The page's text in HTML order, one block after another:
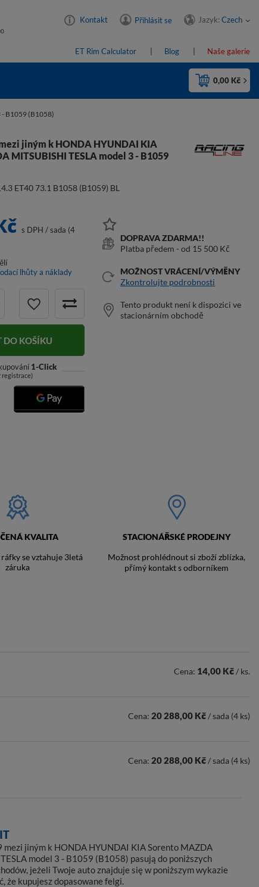
Kontakt Přihlásit se Jazyk: Czech
ET Rim Calculator Blog Naše galerie
0,00 Kč
- B1059 (B1058)
jiným k HONDA HYUNDAI KIA
MITSUBISHI TESLA model 3 - B1059
ET40 73.1 B1058 (B1059) BL
s DPH /sada (4
lhůty a náklady
DO KOŠÍKU
1-Click
registrace)
DOPRAVA ZDARMA!!
Platba předem - od 15 500 Kč
MOŽNOST VRÁCENÍ/VÝMĚNY
Zkontrolujte podrobnosti
Tento produkt není k dispozici ve
stacionárním obchodě
KVALITA
se vztahuje 3letá
záruka
STACIONÁŘSKÉ PRODEJNY
Možnost prohlédnout si zboží zblízka,
přímý kontakt s odborníkem
Cena: 14,00 Kč/ ks.
Cena: 20 288,00 Kč/ sada (4 ks)
Cena: 20 288,00 Kč/ sada (4 ks)
mezi jiným k HONDA HYUNDAI KIA Sorento MAZDA
model 3 - B1059 (B1058) pasują do poniższych
jeżeli Twoje auto znajduje się w poniższym wykazie
że kupujesz dopasowane felgi.